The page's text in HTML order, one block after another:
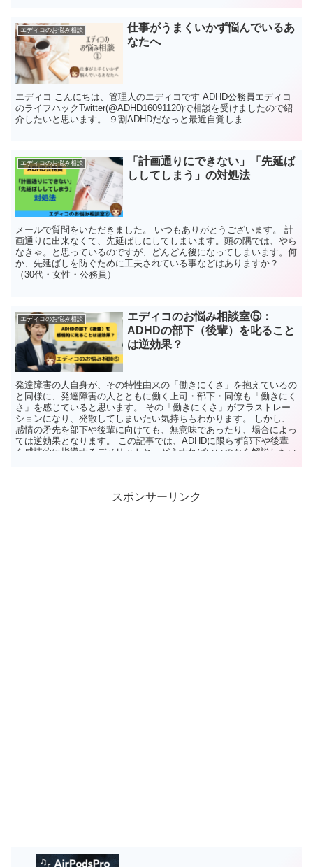
エディコのお悩み相談
仕事がうまくいかず悩んでいるあ
なたへ
エディコ こんにちは、管理人のエディコです ADHD公務員エディコ
のライフハックTwitter(@ADHD16091120)で相談を受けましたので紹
介したいと思います。 ９割ADHDだなっと最近自覚しま...
エディコのお悩み相談
「計画通りにできない」「先延ば
ししてしまう」の対処法
メールで質問をいただきました。 いつもありがとうございます。 計
画通りに出来なくて、先延ばしにしてしまいます。頭の隅では、やら
なきゃ。と思っているのですが、どんどん後になってしまいます。何
か、先延ばしを防ぐために工夫されている事などはありますか？
（30代・女性・公務員）
エディコのお悩み相談
エディコのお悩み相談室⑤：
ADHDの部下（後輩）を叱ること
は逆効果？
発達障害の人自身が、その特性由来の「働きにくさ」を抱えているの
と同様に、発達障害の人とともに働く上司・部下・同僚も「働きにく
さ」を感じていると思います。 その「働きにくさ」がフラストレー
ションになり、発散してしまいたい気持ちもわかります。 しかし、
感情の矛先を部下や後輩に向けても、無意味であったり、場合によっ
ては逆効果となります。 この記事では、ADHDに限らず部下や後輩
を感情的に指導するデメリットと、どうすればいいのかを解説したい
スポンサーリンク